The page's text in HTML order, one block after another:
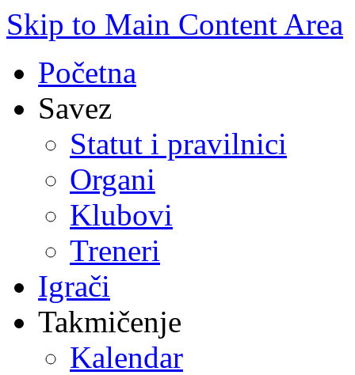
Skip to Main Content Area
Početna
Savez
Statut i pravilnici
Organi
Klubovi
Treneri
Igrači
Takmičenje
Kalendar